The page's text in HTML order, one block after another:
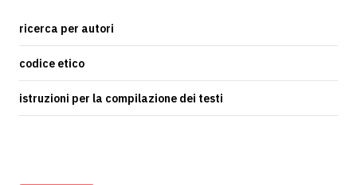
ricerca per autori
codice etico
istruzioni per la compilazione dei testi